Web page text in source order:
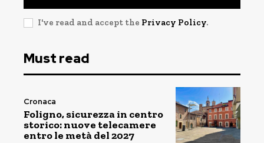
I've read and accept the Privacy Policy.
Must read
Cronaca
Foligno, sicurezza in centro
storico: nuove telecamere
entro le metà del 2027